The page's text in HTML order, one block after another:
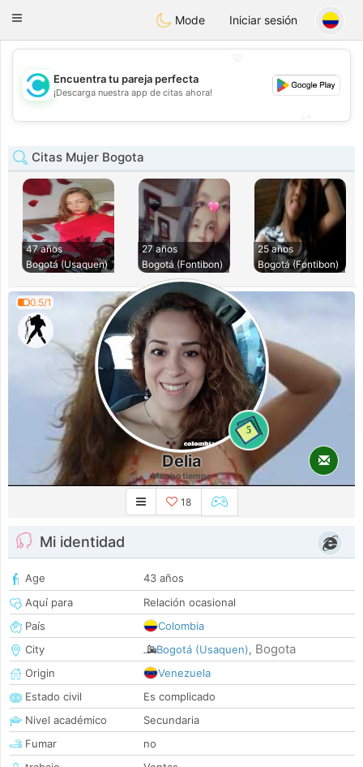
olombiaCitas
Toggle
Mode Iniciar sesión
💖
💕
Encuentra tu pareja perfecta
¡Descarga nuestra app de citas ahora!
Citas Mujer Bogota
47 años
Bogotá (Usaquen)
27 años
Bogotá (Fontibon)
25 años
Bogotá (Fontibon)
0.5/1
5
Delia
Mucho tiempo
18
Mi identidad
Age
43 años
Aquí para
Relación ocasional
País
Colombia
City
Bogotá (Usaquen), Bogota
Origin
Venezuela
Estado civil
Es complicado
Nivel académico
Secundaria
Fumar
no